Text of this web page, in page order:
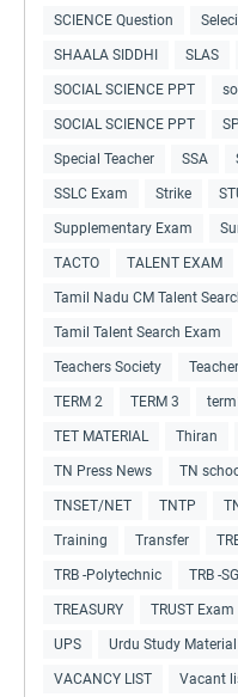
SCIENCE Question
SHAALA SIDDHI SLAS
SOCIAL SCIENCE PPT
SOCIAL SCIENCE PPT
Special Teacher SSA
SSLC Exam Strike
Supplementary Exam
TACTO TALENT EXAM
Tamil Nadu CM Talent
Tamil Talent Search Exam
Teachers Society
TERM 2 TERM 3
TET MATERIAL Thiran
TN Press News TN
TNSET/NET TNTP
Training Transfer
TRB -Polytechnic TRB -
TREASURY TRUST Exam
UPS Urdu Study
VACANCY LIST Vacant